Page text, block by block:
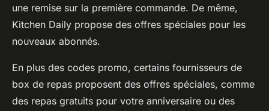
une remise sur la première commande. De même,
Kitchen Daily propose des offres spéciales pour les
nouveaux abonnés.
En plus des codes promo, certains fournisseurs de
box de repas proposent des offres spéciales, comme
des repas gratuits pour votre anniversaire ou des